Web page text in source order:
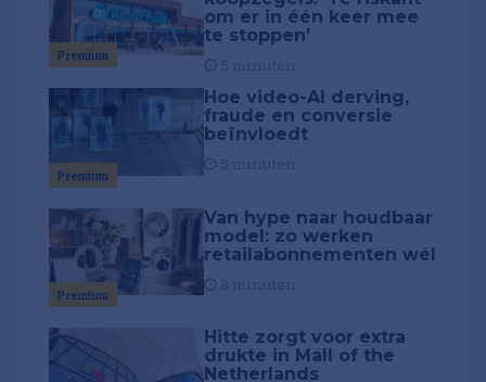
Premium
om er in één keer mee
te stoppen'
Premium
Hoe video-AI derving,
fraude en conversie
beïnvloedt
Premium
Van hype naar houdbaar
model: zo werken
retailabonnementen wél
Hitte zorgt voor extra
drukte in Mall of the
Netherlands